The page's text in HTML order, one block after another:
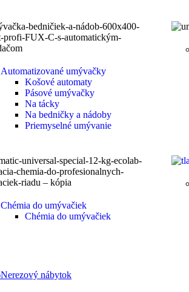
Automatizované umývačky
Košové automaty
Pásové umývačky
Na tácky
Na bedničky a nádoby
Priemyselné umývanie
Chémia do umývačiek
Chémia do umývačiek
Nerezový nábytok